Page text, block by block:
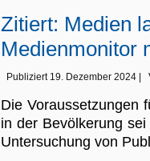
Zitiert: Medien
Medienmonitor
Publiziert 19. Dezember 2024
Die Voraussetzungen
in der Bevölkerung
Untersuchung von